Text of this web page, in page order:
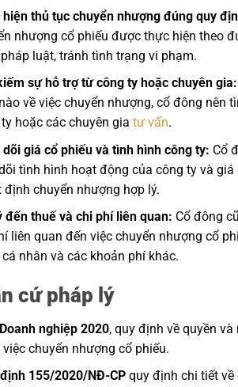
thủ tục chuyển nhượng đúng quy
nhượng cổ phiếu được thực hiện theo
luật, tránh tình trạng vi phạm.
sự hỗ trợ từ công ty hoặc chuyên gia:
về việc chuyển nhượng, cổ đông nên
hoặc các chuyên gia tư vấn.
dõi giá cổ phiếu và tình hình công ty: Cổ
tình hình hoạt động của công ty và giá
định chuyển nhượng hợp lý.
đến thuế và chi phí liên quan: Cổ đông
liên quan đến việc chuyển nhượng cổ
nhân và các khoản phí khác.
cứ pháp lý
nghiệp 2020, quy định về quyền
chuyển nhượng cổ phiếu.
155/2020/NĐ-CPquy định chi tiết về